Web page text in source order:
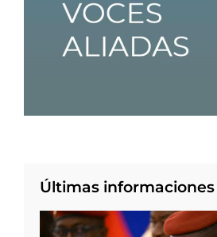
Últimas informaciones